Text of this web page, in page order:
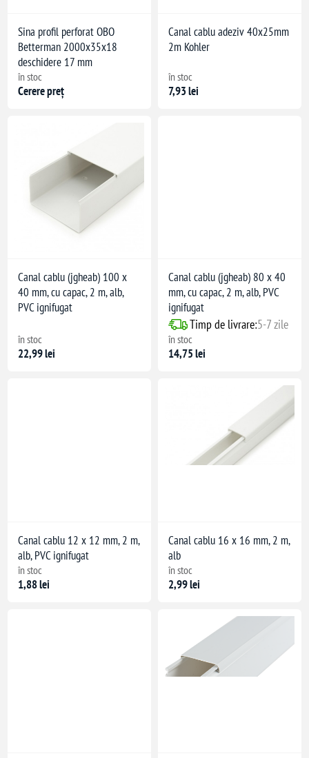
Sina profil perforat OBO
Betterman 2000x35x18
deschidere 17 mm
în stoc
Cerere preț
Canal cablu adeziv 40x25mm
2m Kohler
în stoc
7,93 lei
Canal cablu (jgheab) 100 x
40 mm, cu capac, 2 m, alb,
PVC ignifugat
în stoc
22,99 lei
Canal cablu (jgheab) 80 x 40
mm, cu capac, 2 m, alb, PVC
ignifugat
Timp de livrare:5-7 zile
în stoc
14,75 lei
Canal cablu 12 x 12 mm, 2 m,
alb, PVC ignifugat
în stoc
1,88 lei
Canal cablu 16 x 16 mm, 2 m,
alb
în stoc
2,99 lei